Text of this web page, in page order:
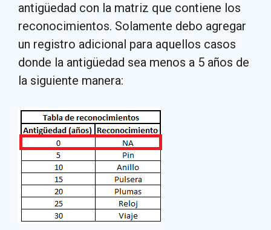
antigüedad con la matriz que contiene los
reconocimientos. Solamente debo agregar
un registro adicional para aquellos casos
donde la antigüedad sea menos a 5 años de
la siguiente manera: